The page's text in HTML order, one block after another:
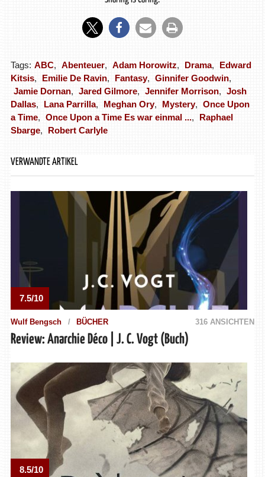
Tags: ABC, Abenteuer, Adam Horowitz, Drama,
Edward
Kitsis, Emilie De Ravin, Fantasy, Ginnifer Goodwin,
Jamie Dornan, Jared Gilmore, Jennifer Morrison, Josh
Dallas, Lana Parrilla, Meghan Ory, Mystery, Once Upon
a Time, Once Upon a Time Es war einmal ...,
Raphael
Sbarge, Robert Carlyle
VERWANDTE ARTIKEL
7.5/10
Wulf Bengsch BÜCHER 316 ANSICHTEN
Review: Anarchie Déco | J. C. Vogt (Buch)
8.5/10